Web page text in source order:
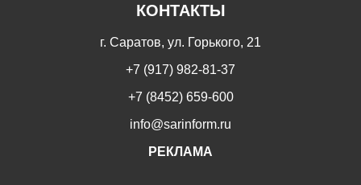
КОНТАКТЫ
г. Саратов, ул. Горького, 21
+7 (917) 982-81-37
+7 (8452) 659-600
info@sarinform.ru
РЕКЛАМА